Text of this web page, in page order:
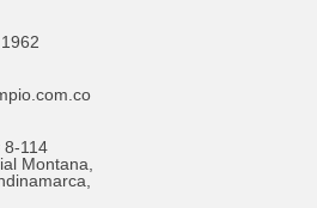
8-114
Montana,